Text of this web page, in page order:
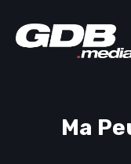
Ma